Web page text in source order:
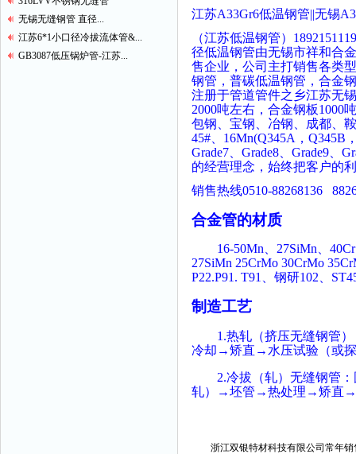
无锡无缝钢管 直径...
江苏6*1小口径冷拔流体管&...
GB3087低压锅炉管-江苏...
江苏A33Gr6低温钢管||无锡
（江苏低温钢管）
径低温钢管由无锡市祥和合
售企业，公司主打销售各类
钢管，普碳低温钢管，合金
注册于管道管件之乡江苏无
2000吨左右，合金钢板1000
包钢、宝钢、冶钢、成都、
45#、16Mn(Q345A，Q345B
Grade7、Grade8、Grade9、
的经营理念，始终把客户的
销售热线0510-88268136
合金管的材质
16-50Mn、27SiMn、40Cr
27SiMn 25CrMo 30CrMo
P22.P91. T91、钢研102、
制造工艺
1.热轧（挤压无缝钢管）
冷却→矫直→水压试验（或
2.冷拔（轧）无缝钢管
轧）→坯管→热处理→矫直→
浙江双银特材科技有限公司常年销